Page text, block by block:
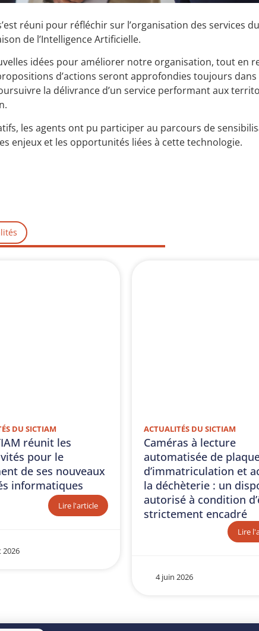
réuni pour réfléchir sur l’organisation des services du
de l’Intelligence Artificielle.
idées pour améliorer notre organisation, tout en
d’actions seront approfondies toujours dans
la délivrance d’un service performant aux
les agents ont pu participer au parcours de
enjeux et les opportunités liées à cette technologie.
DU SICTIAM
réunit les
pour le
de ses nouveaux
informatiques
Lire l'article
2026
ACTUALITÉS DU SICTIAM
Caméras à lecture
automatisée de
d’immatriculation et
la déchèterie : un
autorisé à condition
strictement encadré
Lire
4 juin 2026